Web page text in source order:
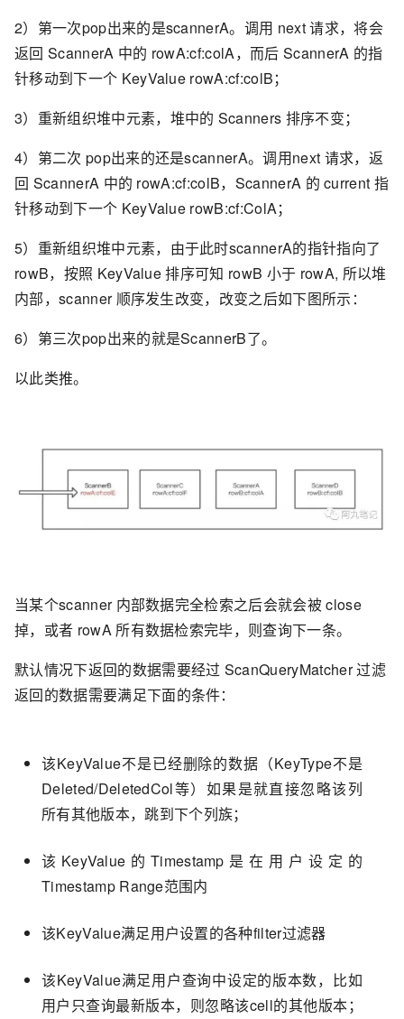
2）第一次pop出来的是scannerA。调用 next 请求，将会
返回 ScannerA 中的 rowA:cf:colA，而后 ScannerA 的指
针移动到下一个 KeyValue rowA:cf:colB；
3）重新组织堆中元素，堆中的 Scanners 排序不变；
4）第二次 pop出来的还是scannerA。调用next 请求，返
回 ScannerA 中的 rowA:cf:colB，ScannerA 的 current 指
针移动到下一个 KeyValue rowB:cf:ColA；
5）重新组织堆中元素，由于此时scannerA的指针指向了
rowB，按照 KeyValue 排序可知 rowB 小于 rowA, 所以堆
内部，scanner 顺序发生改变，改变之后如下图所示：
6）第三次pop出来的就是ScannerB了。
以此类推。
当某个scanner 内部数据完全检索之后会就会被 close
掉，或者 rowA 所有数据检索完毕，则查询下一条。
默认情况下返回的数据需要经过 ScanQueryMatcher 过滤
返回的数据需要满足下面的条件：
该KeyValue不是已经删除的数据（KeyType不是
Deleted/DeletedCol等）如果是就直接忽略该列
所有其他版本，跳到下个列族；
该KeyValue的Timestamp是在用户设定的
Timestamp Range范围内
该KeyValue满足用户设置的各种filter过滤器
该KeyValue满足用户查询中设定的版本数，比如
用户只查询最新版本，则忽略该cell的其他版本；